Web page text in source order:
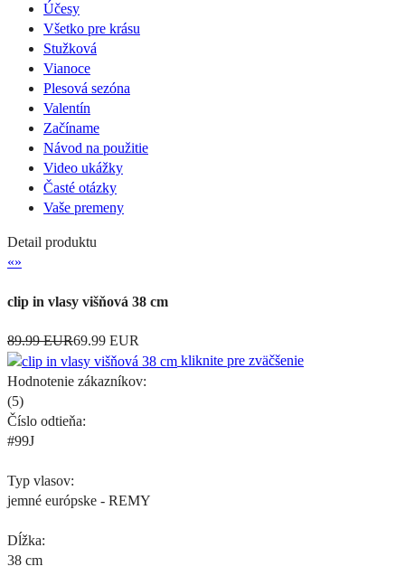
Účesy
Všetko pre krásu
Stužková
Vianoce
Plesová sezóna
Valentín
Začíname
Návod na použitie
Video ukážky
Časté otázky
Vaše premeny
Detail produktu
«»
clip in vlasy višňová 38 cm
89.99 EUR69.99 EUR
kliknite pre zväčšenie
Hodnotenie zákazníkov:
(5)
Číslo odtieňa:
#99J
Typ vlasov:
jemné európske - REMY
Dĺžka:
38 cm